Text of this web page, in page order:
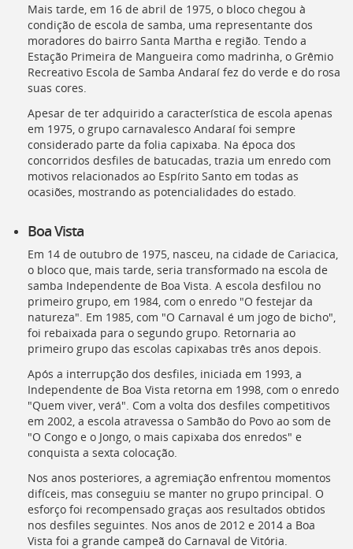
a
busca
[]
Voltar
para
o
deste
menu
[]
Mais tarde, em 16 de abril de 1975, o bloco chegou à
condição de escola de samba, uma representante dos
moradores do bairro Santa Martha e região. Tendo a
Estação Primeira de Mangueira como madrinha, o Grêmio
Recreativo Escola de Samba Andaraí fez do verde e do rosa
suas cores.
Apesar de ter adquirido a característica de escola apenas
em 1975, o grupo carnavalesco Andaraí foi sempre
considerado parte da folia capixaba. Na época dos
concorridos desfiles de batucadas, trazia um enredo com
motivos relacionados ao Espírito Santo em todas as
ocasiões, mostrando as potencialidades do estado.
Boa Vista
Em 14 de outubro de 1975, nasceu, na cidade de Cariacica,
o bloco que, mais tarde, seria transformado na escola de
samba Independente de Boa Vista. A escola desfilou no
primeiro grupo, em 1984, com o enredo "O festejar da
natureza". Em 1985, com "O Carnaval é um jogo de bicho",
foi rebaixada para o segundo grupo. Retornaria ao
primeiro grupo das escolas capixabas três anos depois.
Após a interrupção dos desfiles, iniciada em 1993, a
Independente de Boa Vista retorna em 1998, com o enredo
"Quem viver, verá". Com a volta dos desfiles competitivos
em 2002, a escola atravessa o Sambão do Povo ao som de
"O Congo e o Jongo, o mais capixaba dos enredos" e
conquista a sexta colocação.
Nos anos posteriores, a agremiação enfrentou momentos
difíceis, mas conseguiu se manter no grupo principal. O
esforço foi recompensado graças aos resultados obtidos
nos desfiles seguintes. Nos anos de 2012 e 2014 a Boa
Vista foi a grande campeã do Carnaval de Vitória.